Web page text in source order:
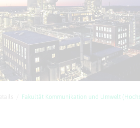
Fakultät Kommunikation und Umwelt